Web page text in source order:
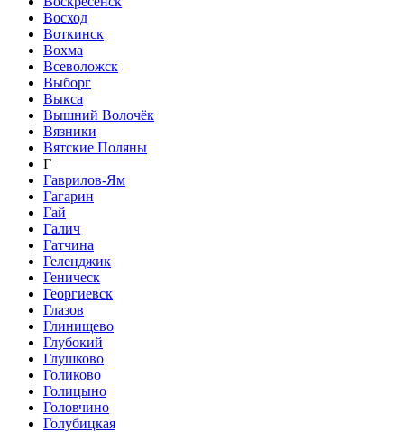
Восход
Воткинск
Вохма
Всеволожск
Выборг
Выкса
Вышний Волочёк
Вязники
Вятские Поляны
Г
Гаврилов-Ям
Гагарин
Гай
Галич
Гатчина
Геленджик
Геническ
Георгиевск
Глазов
Глинищево
Глубокий
Глушково
Голиково
Голицыно
Головчино
Голубицкая